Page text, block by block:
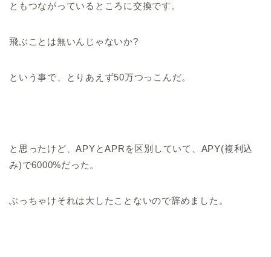
ともつながっているところに交換です。
飛ぶことは無いんじゃないか?
という事で、とりあえず50万つっこんだ。
と思ったけど、APYとAPRを区別していて、APY(複利込
み)で6000%だった。
ぶっちゃけそれは大したことないので辞めました。